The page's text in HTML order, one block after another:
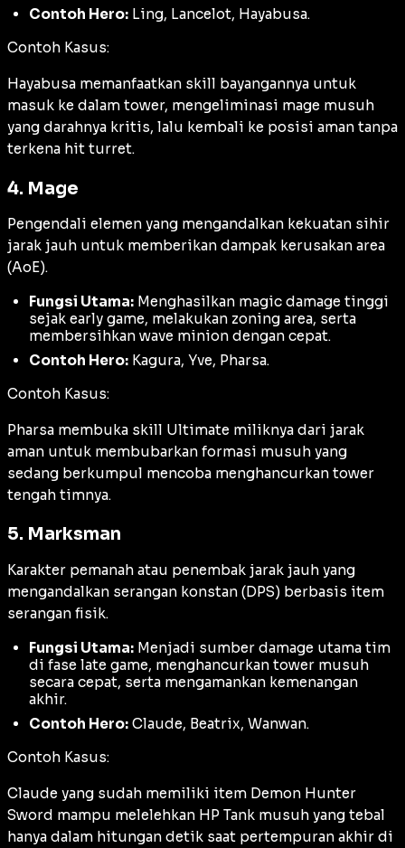
Contoh Hero: Ling, Lancelot, Hayabusa.
Contoh Kasus:
Hayabusa memanfaatkan skill bayangannya untuk
masuk ke dalam tower, mengeliminasi mage musuh
yang darahnya kritis, lalu kembali ke posisi aman tanpa
terkena hit turret.
4. Mage
Pengendali elemen yang mengandalkan kekuatan sihir
jarak jauh untuk memberikan dampak kerusakan area
(AoE).
Fungsi Utama: Menghasilkan magic damage tinggi
sejak early game, melakukan zoning area, serta
membersihkan wave minion dengan cepat.
Contoh Hero: Kagura, Yve, Pharsa.
Contoh Kasus:
Pharsa membuka skill Ultimate miliknya dari jarak
aman untuk membubarkan formasi musuh yang
sedang berkumpul mencoba menghancurkan tower
tengah timnya.
5. Marksman
Karakter pemanah atau penembak jarak jauh yang
mengandalkan serangan konstan (DPS) berbasis item
serangan fisik.
Fungsi Utama: Menjadi sumber damage utama tim
di fase late game, menghancurkan tower musuh
secara cepat, serta mengamankan kemenangan
akhir.
Contoh Hero: Claude, Beatrix, Wanwan.
Contoh Kasus:
Claude yang sudah memiliki item Demon Hunter
Sword mampu melelehkan HP Tank musuh yang tebal
hanya dalam hitungan detik saat pertempuran akhir di